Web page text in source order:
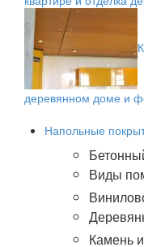
деревянном доме и
Напольные
Виды
Камень